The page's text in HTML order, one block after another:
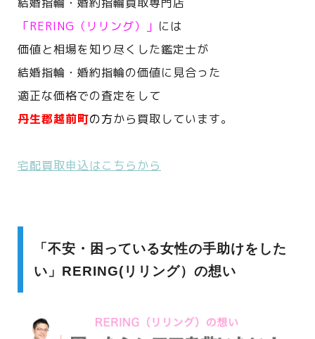
「RERING（リリング）」 には
価値と相場を知り尽くした鑑定士が
結婚指輪・婚約指輪の価値に見合った
適正な価格での査定をして
丹生郡越前町の方から買取しています。
宅配買取申込はこちらから
「不安・困っている女性の手助けをした
い」RERING(リリング）の想い